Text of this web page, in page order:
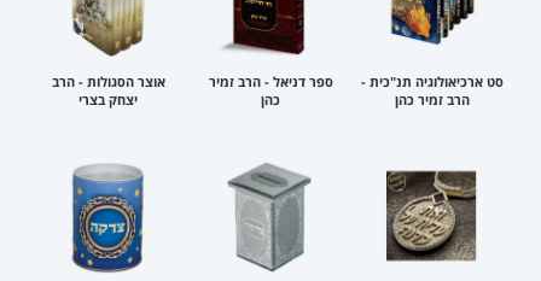
סט ארכיאולוגיה תנ"כית -
הרב זמיר כהן
ספר דניאל - הרב זמיר
כהן
אוצר הסגולות - הרב
יצחק בצרי